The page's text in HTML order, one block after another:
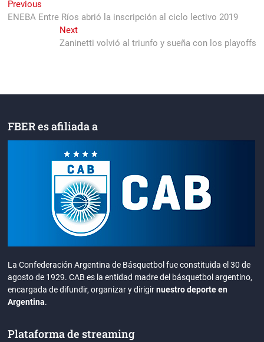
Navegación
de
Previous
post:
ENEBA Entre Ríos abrió la inscripción al ciclo lectivo 2019
NextNext
post:
Zaninetti volvió al triunfo y sueña con los playoffs
FBER es afiliada a
La Confederación Argentina de Básquetbol fue constituida el 30 de
agosto de 1929. CAB es la entidad madre del básquetbol argentino,
encargada de difundir, organizar y dirigirnuestro deporte en
Argentina.
Plataforma de streaming